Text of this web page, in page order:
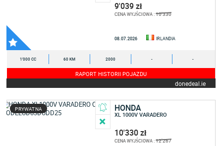
9'039 zł
CENA WYJŚCIOWA :10'330
08.07.2026 IRLANDIA
1'000 CC 60 KM 2000 - -
RAPORT HISTORII POJAZDU
donedeal.ie
PRYWATNA HONDA
XL 1000V VARADERO
10'330 zł
CENA WYJŚCIOWA :12'267